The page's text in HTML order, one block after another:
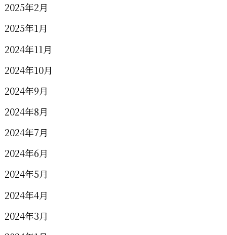
2025年2月
2025年1月
2024年11月
2024年10月
2024年9月
2024年8月
2024年7月
2024年6月
2024年5月
2024年4月
2024年3月